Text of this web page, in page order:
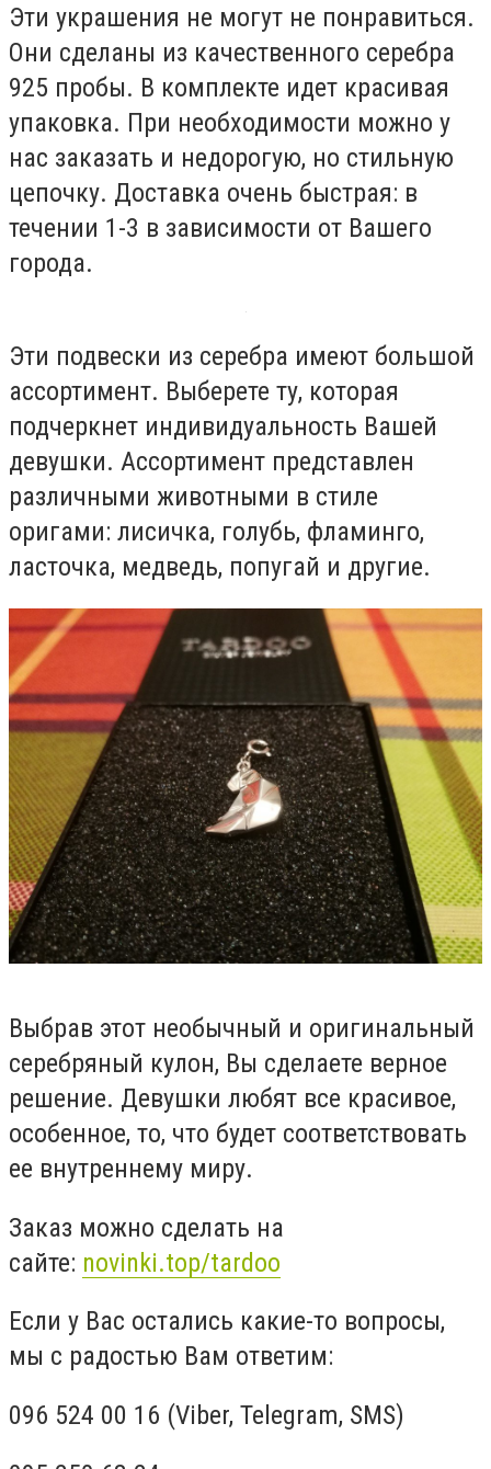
Эти украшения не могут не понравиться.
Они сделаны из качественного серебра
925 пробы. В комплекте идет красивая
упаковка. При необходимости можно у
нас заказать и недорогую, но стильную
цепочку. Доставка очень быстрая: в
течении 1-3 в зависимости от Вашего
города.
Эти подвески из серебра имеют большой
ассортимент. Выберете ту, которая
подчеркнет индивидуальность Вашей
девушки. Ассортимент представлен
различными животными в стиле
оригами: лисичка, голубь, фламинго,
ласточка, медведь, попугай и другие.
Выбрав этот необычный и оригинальный
серебряный кулон, Вы сделаете верное
решение. Девушки любят все красивое,
особенное, то, что будет соответствовать
ее внутреннему миру.
Заказ можно сделать на
сайте: novinki.top/tardoo
Если у Вас остались какие-то вопросы,
мы с радостью Вам ответим:
096 524 00 16 (Viber, Telegram, SMS)